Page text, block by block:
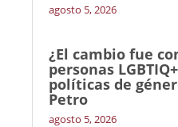
agosto 5, 2026
¿El cambio fue
personas
políticas de
Petro
agosto 5, 2026